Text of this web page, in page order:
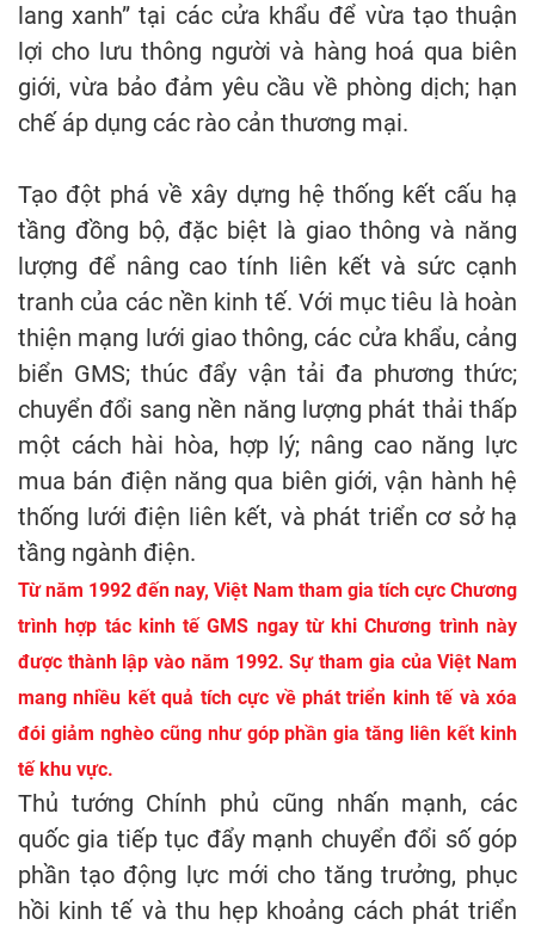
lang xanh” tại các cửa khẩu để vừa tạo thuận
lợi cho lưu thông người và hàng hoá qua biên
giới, vừa bảo đảm yêu cầu về phòng dịch; hạn
chế áp dụng các rào cản thương mại.
Tạo đột phá về xây dựng hệ thống kết cấu hạ
tầng đồng bộ, đặc biệt là giao thông và năng
lượng để nâng cao tính liên kết và sức cạnh
tranh của các nền kinh tế. Với mục tiêu là hoàn
thiện mạng lưới giao thông, các cửa khẩu, cảng
biển GMS; thúc đẩy vận tải đa phương thức;
chuyển đổi sang nền năng lượng phát thải thấp
một cách hài hòa, hợp lý; nâng cao năng lực
mua bán điện năng qua biên giới, vận hành hệ
thống lưới điện liên kết, và phát triển cơ sở hạ
tầng ngành điện.
Từ năm 1992 đến nay, Việt Nam tham gia tích cực Chương
trình hợp tác kinh tế GMS ngay từ khi Chương trình này
được thành lập vào năm 1992. Sự tham gia của Việt Nam
mang nhiều kết quả tích cực về phát triển kinh tế và xóa
đói giảm nghèo cũng như góp phần gia tăng liên kết kinh
tế khu vực.
Thủ tướng Chính phủ cũng nhấn mạnh, các
quốc gia tiếp tục đẩy mạnh chuyển đổi số góp
phần tạo động lực mới cho tăng trưởng, phục
hồi kinh tế và thu hẹp khoảng cách phát triển